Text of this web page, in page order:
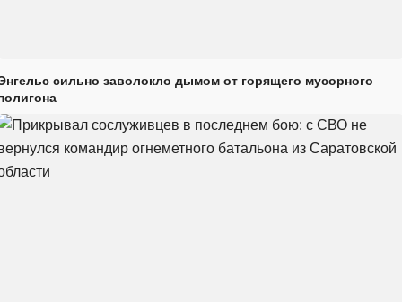
сильно заволокло дымом от горящего мусорного